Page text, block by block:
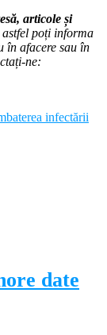
articole și
poți informa
în afacere sau în
ne:
infectării
date